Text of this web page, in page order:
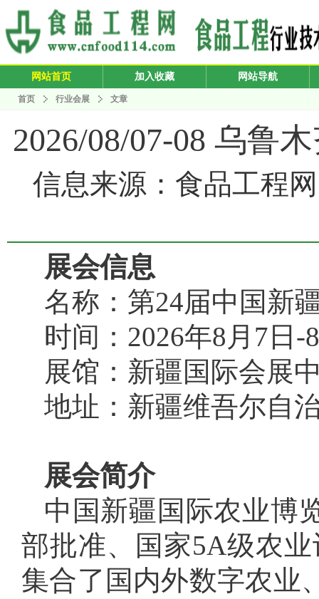
网站首页 加入收藏 网站导航
首页 行业会展 文章
2026/08/07-08 乌鲁
信息来源：食品工程
展会信息
名称：第24届中国新
时间：2026年8月7日-
展馆：新疆国际会展
地址：新疆维吾尔自
展会简介
中国新疆国际农业博
部批准、国家5A级农
集合了国内外数字农业